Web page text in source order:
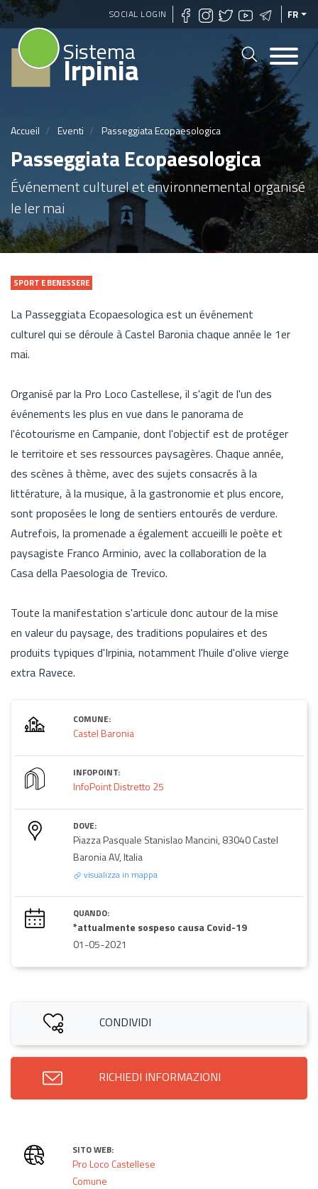
Aller
au
SOCIAL LOGIN FR
Sistema
Irpinia
Accueil Eventi Passeggiata Ecopaesologica
Passeggiata Ecopaesologica
Événement culturel et environnemental organisé
le Ier mai
SPORT E BENESSERE
La Passeggiata Ecopaesologica est un événement
culturel qui se déroule à Castel Baronia chaque année le 1er
mai.
Organisé par la Pro Loco Castellese, il s'agit de l'un des
événements les plus en vue dans le panorama de
l'écotourisme en Campanie, dont l'objectif est de protéger
le territoire et ses ressources paysagères. Chaque année,
des scènes à thème, avec des sujets consacrés à la
littérature, à la musique, à la gastronomie et plus encore,
sont proposées le long de sentiers entourés de verdure.
Autrefois, la promenade a également accueilli le poète et
paysagiste Franco Arminio, avec la collaboration de la
Casa della Paesologia de Trevico.
Toute la manifestation s'articule donc autour de la mise
en valeur du paysage, des traditions populaires et des
produits typiques d'Irpinia, notamment l'huile d'olive vierge
extra Ravece.
COMUNE:
Castel Baronia
INFOPOINT:
InfoPoint Distretto 25
DOVE:
Piazza Pasquale Stanislao Mancini, 83040 Castel
Baronia AV, Italia
visualizza in mappa
QUANDO:
*attualmente sospeso causa Covid-19
01-05-2021
CONDIVIDI
RICHIEDI INFORMAZIONI
SITO WEB:
Pro Loco Castellese
Comune